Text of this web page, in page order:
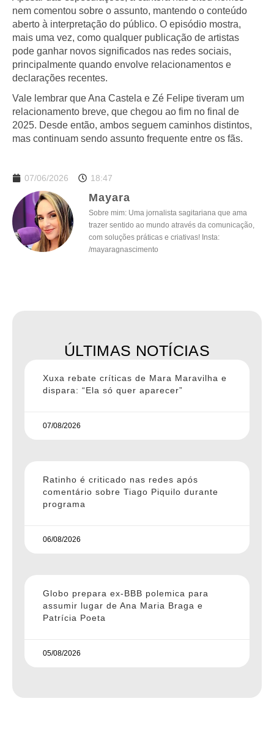
nem comentou sobre o assunto, mantendo o conteúdo
aberto à interpretação do público. O episódio mostra,
mais uma vez, como qualquer publicação de artistas
pode ganhar novos significados nas redes sociais,
principalmente quando envolve relacionamentos e
declarações recentes.
Vale lembrar que Ana Castela e Zé Felipe tiveram um
relacionamento breve, que chegou ao fim no final de
2025. Desde então, ambos seguem caminhos distintos,
mas continuam sendo assunto frequente entre os fãs.
07/06/2026 18:47
Mayara
Sobre mim: Uma jornalista sagitariana que ama
trazer sentido ao mundo através da comunicação,
com soluções práticas e criativas! Insta:
/mayaragnascimento
ÚLTIMAS NOTÍCIAS
Xuxa rebate críticas de Mara Maravilha e
dispara: “Ela só quer aparecer”
07/08/2026
Ratinho é criticado nas redes após
comentário sobre Tiago Piquilo durante
programa
06/08/2026
Globo prepara ex-BBB polemica para
assumir lugar de Ana Maria Braga e
Patrícia Poeta
05/08/2026